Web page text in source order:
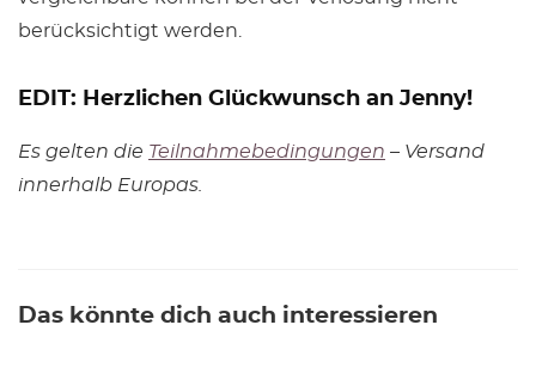
berücksichtigt werden.
EDIT: Herzlichen Glückwunsch an Jenny!
Es gelten die Teilnahmebedingungen – Versand
innerhalb Europas.
Das könnte dich auch interessieren